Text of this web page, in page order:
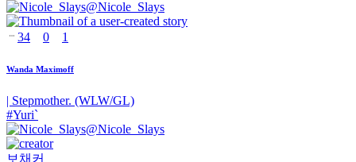
@Nicole_Slays
34 0 1
Wanda Maximoff
| Stepmother. (WLW/GL)
#Yuri`
@Nicole_Slays
보채커